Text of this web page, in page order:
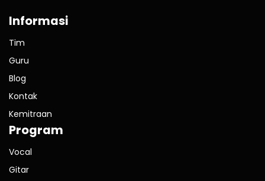
Informasi
Tim
Guru
Blog
Kontak
Kemitraan
Program
Vocal
Gitar